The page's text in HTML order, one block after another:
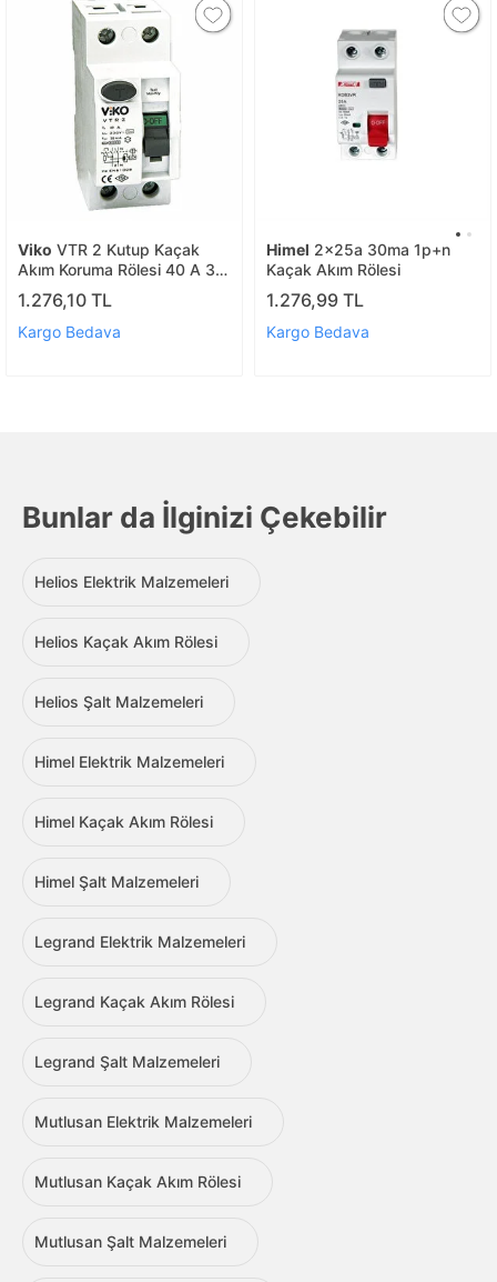
Viko VTR 2 Kutup Kaçak
Akım Koruma Rölesi 40 A 30
MA
1.276,10 TL
Kargo Bedava
Himel 2x25a 30ma 1p+n
Kaçak Akım Rölesi
1.276,99 TL
Kargo Bedava
Bunlar da İlginizi Çekebilir
Helios Elektrik Malzemeleri
Helios Kaçak Akım Rölesi
Helios Şalt Malzemeleri
Himel Elektrik Malzemeleri
Himel Kaçak Akım Rölesi
Himel Şalt Malzemeleri
Legrand Elektrik Malzemeleri
Legrand Kaçak Akım Rölesi
Legrand Şalt Malzemeleri
Mutlusan Elektrik Malzemeleri
Mutlusan Kaçak Akım Rölesi
Mutlusan Şalt Malzemeleri